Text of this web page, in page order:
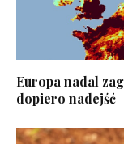
Europa nadal
dopiero nadejść